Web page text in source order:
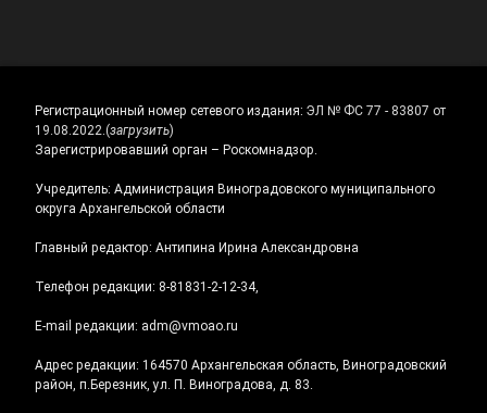
Регистрационный номер сетевого издания: ЭЛ № ФС 77 - 83807 от
19.08.2022.(загрузить)
Зарегистрировавший орган – Роскомнадзор.
Учредитель: Администрация Виноградовского муниципального
округа Архангельской области
Главный редактор: Антипина Ирина Александровна
Телефон редакции: 8-81831-2-12-34,
E-mail редакции: adm@vmoao.ru
Адрес редакции: 164570 Архангельская область, Виноградовский
район, п.Березник, ул. П. Виноградова, д. 83.